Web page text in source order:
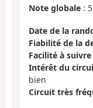
Note globale : 5
Date de la
Fiabilité de la
Facilité à
Intérêt du
bien
Circuit très